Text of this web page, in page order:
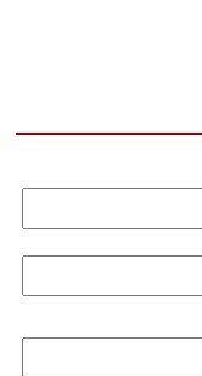
مدوَّنات
أبراج
سيارات